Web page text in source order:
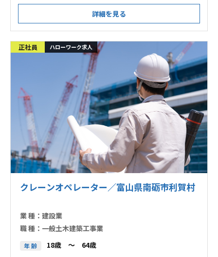
詳細を見る
正社員 ハローワーク求人
クレーンオペレーター／富山県南砺市利賀村
業 種： 建設業
職 種： 一般土木建築工事業
年 齢 18歳 ～ 64歳